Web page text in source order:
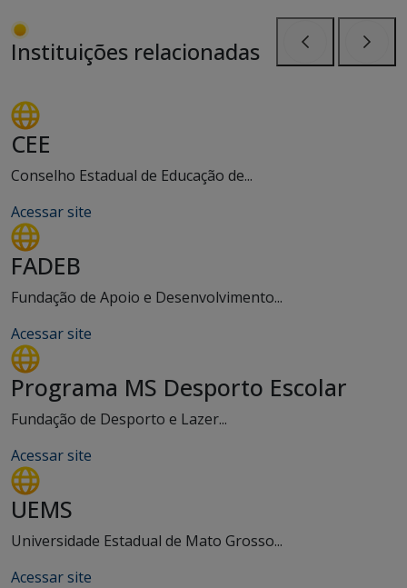
Instituições relacionadas
CEE
Conselho Estadual de Educação de...
Acessar site
FADEB
Fundação de Apoio e Desenvolvimento...
Acessar site
Programa MS Desporto Escolar
Fundação de Desporto e Lazer...
Acessar site
UEMS
Universidade Estadual de Mato Grosso...
Acessar site